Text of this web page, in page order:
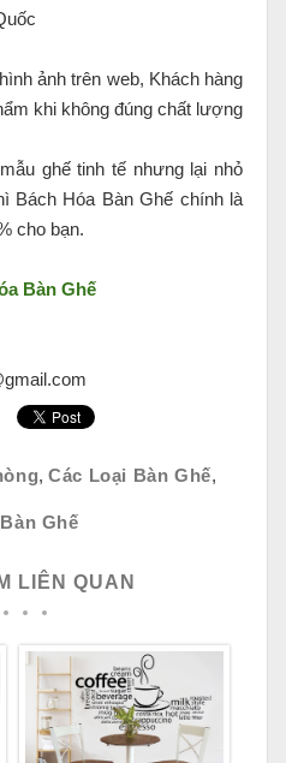
ảnh trên web, Khách hàng
khi không đúng chất lượng
ghế tinh tế nhưng lại nhỏ
Bách Hóa Bàn Ghế chính là
cho bạn.
Bàn Ghế
,Các Loại Bàn Ghế,
Ghế
LIÊN QUAN